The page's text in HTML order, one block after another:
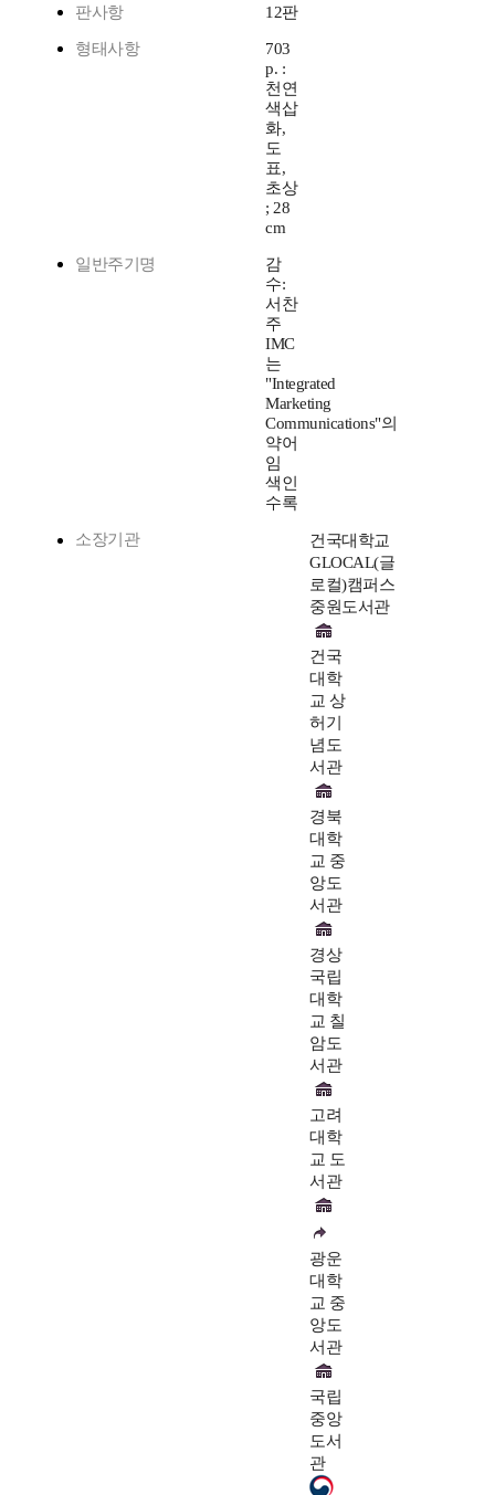
판사항 12판
형태사항
703
p. :
천연
색삽
화,
도
표,
초상
; 28
cm
일반주기명
감
수:
서찬
주
IMC
는
"Integrated
Marketing
Communications"의
약어
임
색인
수록
소장기관
건국대학교
GLOCAL(글
로컬)캠퍼스
중원도서관
건국
대학
교 상
허기
념도
서관
경북
대학
교 중
앙도
서관
경상
국립
대학
교 칠
암도
서관
고려
대학
교 도
서관
광운
대학
교 중
앙도
서관
국립
중앙
도서
관